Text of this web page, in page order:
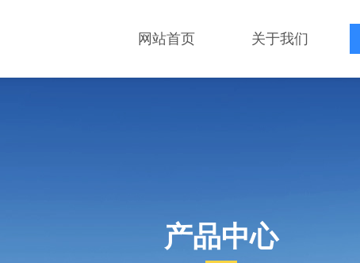
网站首页 关于我们
产品中心